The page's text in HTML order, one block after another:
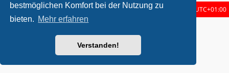
bestmöglichen Komfort bei der Nutzung zu
bieten. Mehr erfahren
Verstanden!
Foren-Übersicht Alle Zeiten sind UTC+01:00
Powered byphpBB® Forum Software © phpBB Limited
Deutsche Übersetzung durch
Datenschutz|Nutzungsbedingungen